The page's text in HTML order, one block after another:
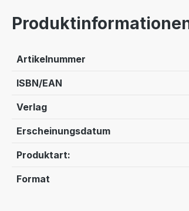
Artikelnummer
ISBN/EAN
Verlag
Erscheinungsdatum
Produktart:
Format